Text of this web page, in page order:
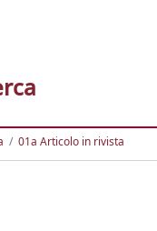
01a Articolo in rivista